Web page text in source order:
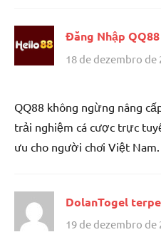
Đăng Nhập QQ88
18 de dezembro de
QQ88 không ngừng nâng
trải nghiệm cá cược trực
ưu cho người chơi Việt Nam.
DolanTogel
19 de dezembro de